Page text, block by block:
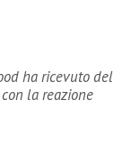
ha ricevuto del
la reazione